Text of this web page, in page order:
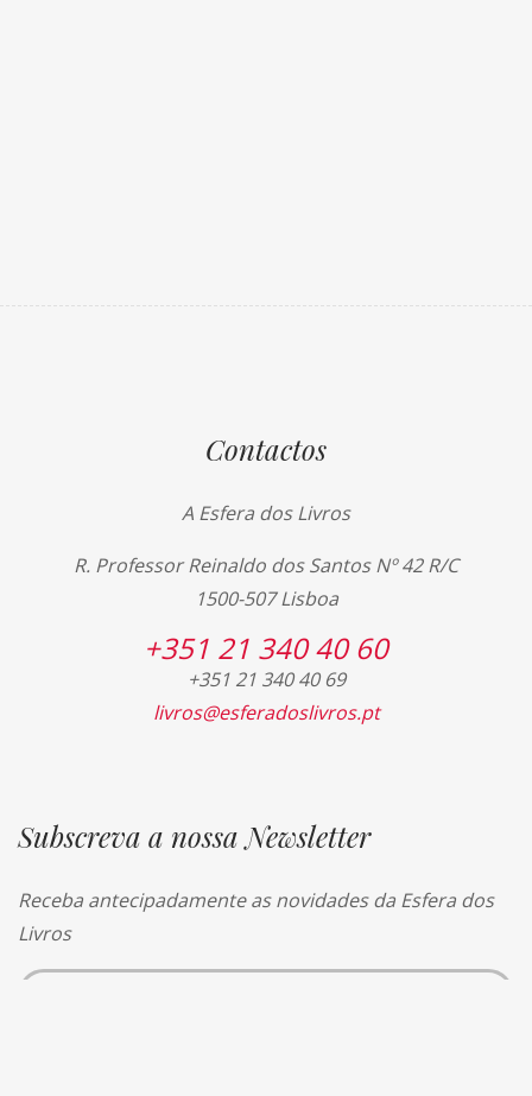
Contactos
A Esfera dos Livros
R. Professor Reinaldo dos Santos Nº 42 R/C
1500-507 Lisboa
+351 21 340 40 60
+351 21 340 40 69
livros@esferadoslivros.pt
Subscreva a nossa Newsletter
Receba antecipadamente as novidades da Esfera dos
Livros